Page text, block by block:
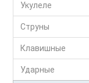
Укулеле
Струны
Клавишные
Ударные